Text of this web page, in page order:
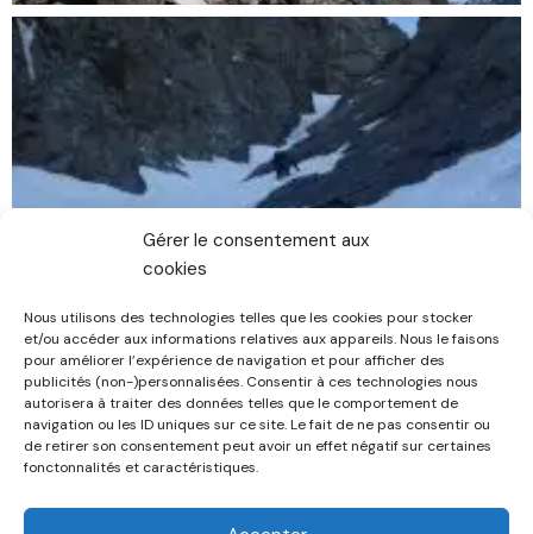
Gérer le consentement aux
cookies
Nous utilisons des technologies telles que les cookies pour stocker
et/ou accéder aux informations relatives aux appareils. Nous le faisons
pour améliorer l’expérience de navigation et pour afficher des
publicités (non-)personnalisées. Consentir à ces technologies nous
autorisera à traiter des données telles que le comportement de
navigation ou les ID uniques sur ce site. Le fait de ne pas consentir ou
de retirer son consentement peut avoir un effet négatif sur certaines
fonctonnalités et caractéristiques.